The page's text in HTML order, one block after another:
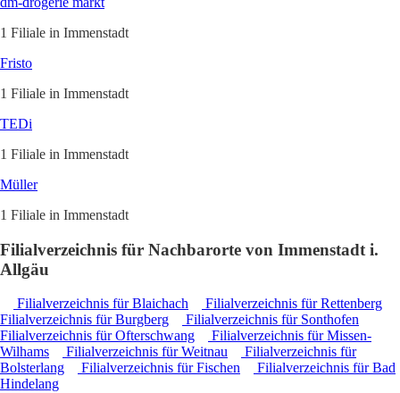
1 Filiale in Immenstadt
Fristo
1 Filiale in Immenstadt
TEDi
1 Filiale in Immenstadt
Müller
1 Filiale in Immenstadt
Filialverzeichnis für Nachbarorte von Immenstadt i.
Allgäu
Filialverzeichnis für Blaichach
Filialverzeichnis für Rettenberg
Filialverzeichnis für Burgberg
Filialverzeichnis für Sonthofen
Filialverzeichnis für Ofterschwang
Filialverzeichnis für Missen-
Wilhams
Filialverzeichnis für Weitnau
Filialverzeichnis für
Bolsterlang
Filialverzeichnis für Fischen
Filialverzeichnis für Bad
Hindelang